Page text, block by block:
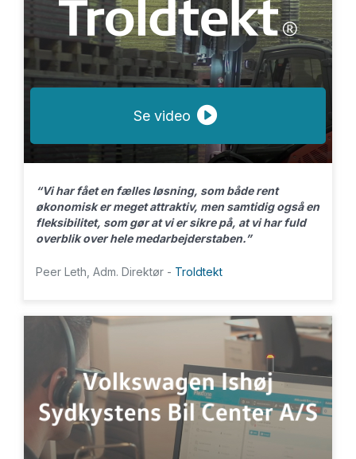
Se video
“Vi har fået en fælles løsning, som både rent
økonomisk er meget attraktiv, men samtidig også en
fleksibilitet, som gør at vi er sikre på, at vi har fuld
overblik over hele medarbejderstaben.”
Peer Leth, Adm. Direktør - Troldtekt